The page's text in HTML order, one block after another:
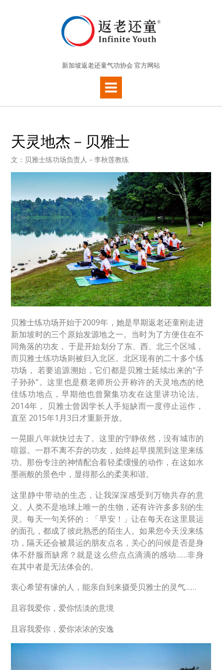
新加坡返老还童气功协会 官方网站
天灵地杰－贝雅士
文：贝雅士练功场负责人－李秋莲教练
贝雅士练功场开始于2009年，她是早期返老还童刚走进
新加坡时的三个原始发源地之一。当时为了方便住在不
同角落的功友， 于是开始划分了东、西、北三个区域，
而贝雅士练功场则被归入北区。北区现有的二十多个练
功场， 若要追源溯始，它们都是贝雅士延续出来的“子
子孙孙”。这里也是蔡老师所公开称许的天灵地杰的绝
佳练功地点，早期他也曾聚集功友在这里讲功论法。
2014年， 贝雅士曾因学长人手短缺而一度停止运作，
直至 2015年1月3日才重新开放。
一晃眼八年就快过去了。这里的宁静依然，没有城市的
喧嚣。一群不离不弃的功友，始终起早摸黑到这里来练
功。那份专注的神情配合着轻柔缓慢的动作，在这如水
墨画般的景色中，显得那么的柔美和谐。
这里静中带动的生态，让我深深感受到万物共存的意
义。人类不是地球上唯一的生物，还有许许多多别的生
灵。每天一句关怀的：「早安！」让在每天在这里晨运
的面孔，都成了彼此熟悉的陌生人。如果您今天没来练
功，隔天还会被晨运的朋友点名，关心的问候是否是身
体不舒服而缺席？就是这么些点点滴滴的感动……非身
在其中者是无法体会的。
衷心希望有缘的人，能亲自到来摄受贝雅士的灵气……
且容我爱你，爱你恬淡的意境
且容我爱你，爱你浓浓的安逸